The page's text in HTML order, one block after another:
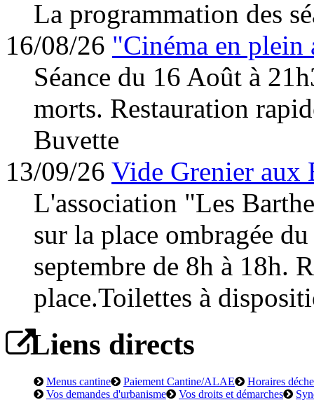
La programmation des
16/08/26 "Cinéma en plein
Séance du 16 Août à
morts. Restauration
Buvette
13/09/26 Vide Grenier aux
L'association "Les
sur la place ombragée
septembre de 8h à 18h.
place.Toilettes à
Liens directs
Menus cantine Paiement Cantine/ALAE
Horaires
Vos demandes d'urbanisme
Vos droits et démarches